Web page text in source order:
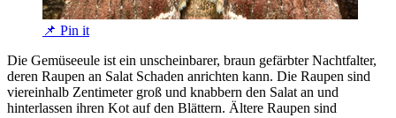
📌 Pin it
Die Gemüseeule ist ein unscheinbarer, braun gefärbter Nachtfalter,
deren Raupen an Salat Schaden anrichten kann. Die Raupen sind
viereinhalb Zentimeter groß und knabbern den Salat an und
hinterlassen ihren Kot auf den Blättern. Ältere Raupen sind